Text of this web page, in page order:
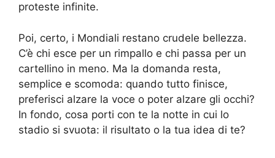
proteste infinite.
Poi, certo, i Mondiali restano crudele bellezza.
C’è chi esce per un rimpallo e chi passa per un
cartellino in meno. Ma la domanda resta,
semplice e scomoda: quando tutto finisce,
preferisci alzare la voce o poter alzare gli occhi?
In fondo, cosa porti con te la notte in cui lo
stadio si svuota: il risultato o la tua idea di te?